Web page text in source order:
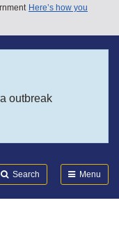
Here’s how you
outbreak
Search Menu